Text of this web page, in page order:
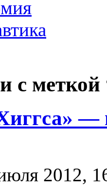
с меткой
—
2012,